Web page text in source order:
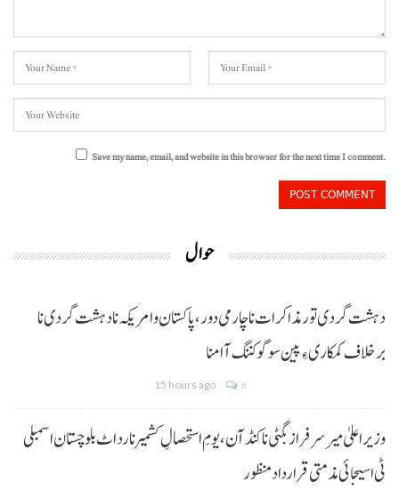
Save my name, email, and website in this browser for the next time I comment.
حوال
دہشت گردی تور مذاکرات نا چارمی دور،پاکستان و امریکہ نا دہشت گردی نا
برخلاف کمکاری ءِ پین سوگو کننگ آ امنا
15 hours ago 0
وزیراعلیٰ میر سرفراز بگٹی نا کنڈ آن،یومِ استحصالِ کشمیر نا رد اٹ بلوچستان اسمبلی
ٹی اسیجائی مذمتی قرارداد منظور